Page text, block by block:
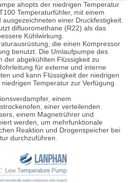
ahopts der niedrigen Temperatur
Temperaturfühler, mit einem
einer Druckfestigkeit.
difluoromethane (R22) als das
Kühlwirkung.
die einen Kompressor
benutzt. Die Umlaufpumpe des
der abgekühlten Flüssigkeit zu
für externe und interne
und kann Flüssigkeit der niedrigen
Temperatur zur Verfügung
einem
einer verteilenden
einem Magnetrührer und
werden, um mehrfunktionale
Reaktion und Drogenspeicher bei
durchzuführen.